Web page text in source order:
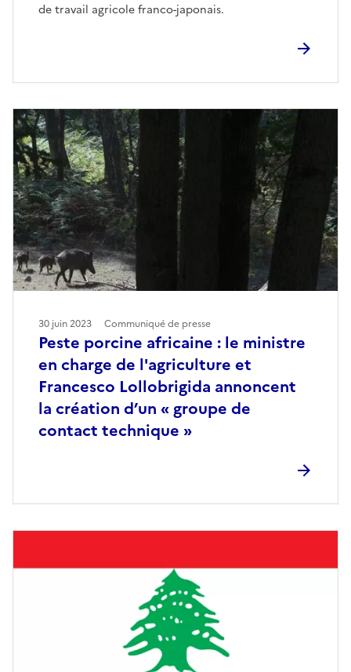
de travail agricole franco-japonais.
Peste porcine africaine : le ministre
en charge de l'agriculture et
Francesco Lollobrigida annoncent
la création d’un « groupe de
contact technique »
30 juin 2023 Communiqué de presse